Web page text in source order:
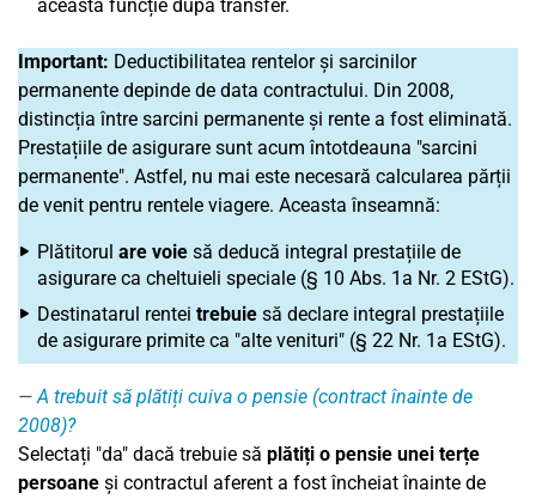
această funcție după transfer.
Important: Deductibilitatea rentelor și sarcinilor
permanente depinde de data contractului. Din 2008,
distincția între sarcini permanente și rente a fost eliminată.
Prestațiile de asigurare sunt acum întotdeauna "sarcini
permanente". Astfel, nu mai este necesară calcularea părții
de venit pentru rentele viagere. Aceasta înseamnă:
Plătitorul are voie să deducă integral prestațiile de
asigurare ca cheltuieli speciale (§ 10 Abs. 1a Nr. 2 EStG).
Destinatarul rentei trebuie să declare integral prestațiile
de asigurare primite ca "alte venituri" (§ 22 Nr. 1a EStG).
A trebuit să plătiți cuiva o pensie (contract înainte de
2008)?
Selectați "da" dacă trebuie să plătiți o pensie unei terțe
persoane și contractul aferent a fost încheiat înainte de